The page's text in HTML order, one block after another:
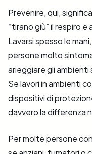
Prevenire, qui,
“tirano giù” il respiro
Lavarsi spesso le
persone molto
arieggiare gli ambienti
Se lavori in ambienti
dispositivi di
davvero la differenza
Per molte persone